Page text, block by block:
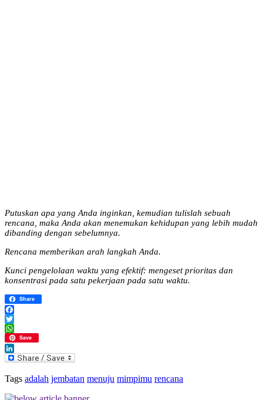
Putuskan apa yang Anda inginkan, kemudian tulislah sebuah
rencana, maka Anda akan menemukan kehidupan yang lebih mudah
dibanding dengan sebelumnya.
Rencana memberikan arah langkah Anda.
Kunci pengelolaan waktu yang efektif: mengeset prioritas dan
konsentrasi pada satu pekerjaan pada satu waktu.
Share
Facebook
Twitter
WhatsApp
Save
LinkedIn
Tags adalah jembatan menuju mimpimu rencana